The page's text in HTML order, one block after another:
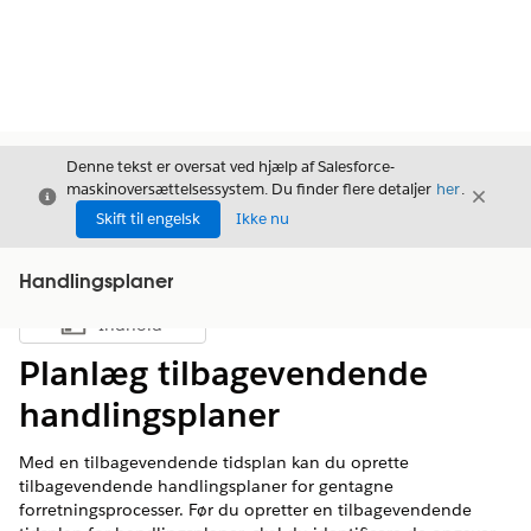
Luk
Denne tekst er oversat ved hjælp af Salesforce-
maskinoversættelsessystem. Du finder flere detaljer her.
Skift til engelsk
Ikke nu
Luk
Handlingsplaner
Vis indholdsfortegnelse
Indhold
Planlæg tilbagevendende
handlingsplaner
Med en tilbagevendende tidsplan kan du oprette
tilbagevendende handlingsplaner for gentagne
forretningsprocesser. Før du opretter en tilbagevendende